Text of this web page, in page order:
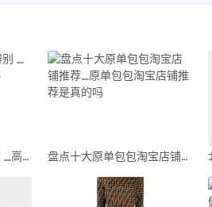
mcm小菜篮子真假辨别 _高仿mcm小菜篮子测评 盘点十大原单包包淘宝店铺推荐_原单包包淘宝店铺推荐是真的吗